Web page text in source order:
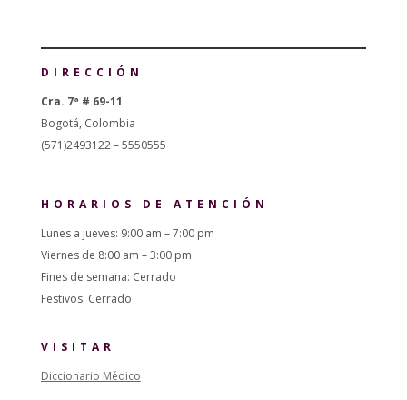
DIRECCIÓN
Cra. 7ª # 69-11
Bogotá, Colombia
(571)2493122 – 5550555
HORARIOS DE ATENCIÓN
Lunes a jueves: 9:00 am – 7:00 pm
Viernes de 8:00 am – 3:00 pm
Fines de semana: Cerrado
Festivos: Cerrado
VISITAR
Diccionario Médico